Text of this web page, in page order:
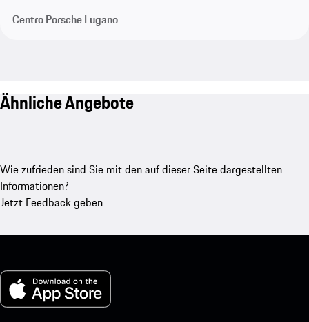
Centro Porsche Lugano
Ähnliche Angebote
Wie zufrieden sind Sie mit den auf dieser Seite dargestellten
Informationen?
Jetzt Feedback geben